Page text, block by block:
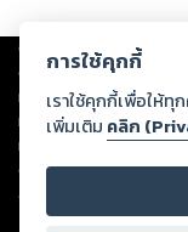
Copyright © 2026
ต่อผลงานหรือเนื้อหาใดที่อั
ทรัพย์สินทางปัญญาของบุ
ทุกท่านโปรดใช้วิจารณญา
หนึ่งส่วนใดขัดต่อกฎหมาย
ดำเนินการในทันที ทั้งนี้
ลิขสิทธิ์ พ.ศ. 2537 (ฉบับล่า
การใช้คุกกี้
เราใช้คุกกี้เพื่อให้
เพิ่มเติม คลิก